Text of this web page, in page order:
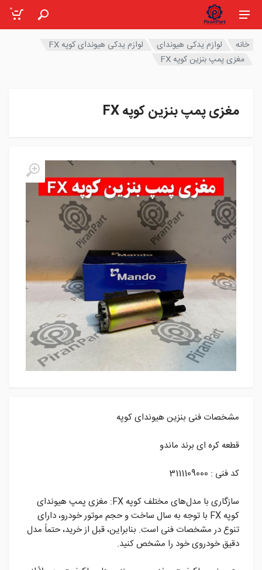
0
خانه لوازم یدکی هیوندای
لوازم یدکی هیوندای کوپه FX
مغزی پمپ بنزین کوپه FX
مغزی پمپ بنزین کوپه FX
مشخصات فنی بنزین هیوندای کوپه
قطعه کره ای برند ماندو
کد فنی : 3111109000
سازگاری با مدل‌های مختلف کوپه FX: مغزی پمپ هیوندای
کوپه FX با توجه به سال ساخت و حجم موتور خودرو، دارای
تنوع در مشخصات فنی است. بنابراین، قبل از خرید، حتماً مدل
دقیق خودروی خود را مشخص کنید.